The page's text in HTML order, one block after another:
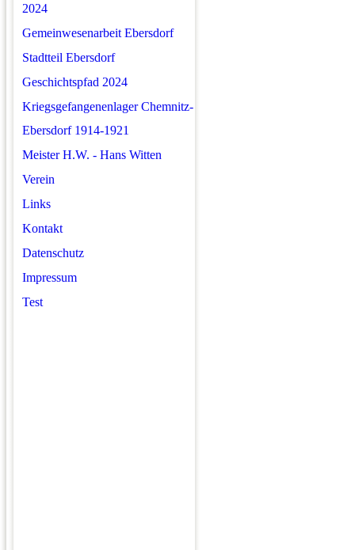
2024
Gemeinwesenarbeit Ebersdorf
Stadtteil Ebersdorf
Geschichtspfad 2024
Kriegsgefangenenlager Chemnitz-
Ebersdorf 1914-1921
Meister H.W. - Hans Witten
Verein
Links
Kontakt
Datenschutz
Impressum
Test